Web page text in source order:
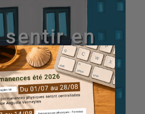
sentir en
chez
soi est